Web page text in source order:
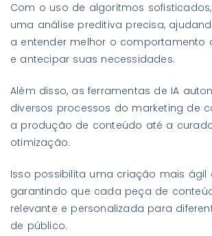
Com o uso de algoritmos
uma análise preditiva precisa,
a entender melhor o comportamento
e antecipar suas necessidades.
Além disso, as ferramentas de IA
diversos processos do marketing de
a produção de conteúdo até a
otimização.
Isso possibilita uma criação mais ágil
garantindo que cada peça de
relevante e personalizada para
de público.